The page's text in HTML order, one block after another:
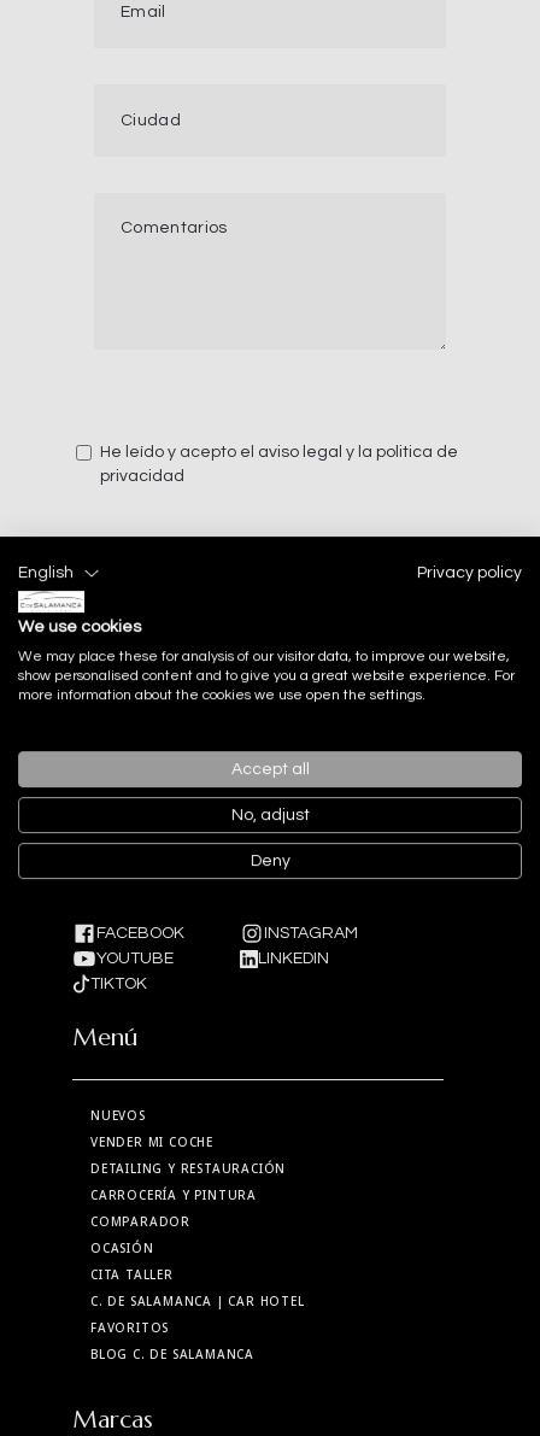
He leído y acepto el aviso legal y la politica de
privacidad
FACEBOOK
INSTAGRAM
YOUTUBE
LINKEDIN
TIKTOK
Menú
NUEVOS
VENDER MI COCHE
DETAILING Y RESTAURACIÓN
CARROCERÍA Y PINTURA
COMPARADOR
OCASIÓN
CITA TALLER
C. DE SALAMANCA | CAR HOTEL
FAVORITOS
BLOG C. DE SALAMANCA
Marcas
English Privacy policy
We use cookies
We may place these for analysis of our visitor data, to improve our website,
show personalised content and to give you a great website experience. For
more information about the cookies we use open the settings.
Accept all
No, adjust
Deny